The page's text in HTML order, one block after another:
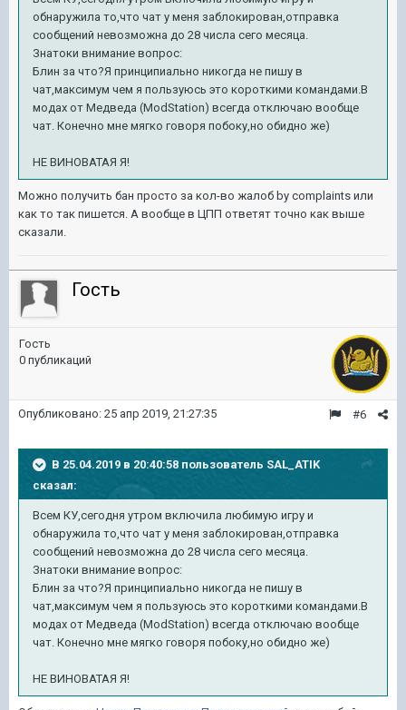
обнаружила то,что чат у меня заблокирован,отправка
сообщений невозможна до 28 числа сего месяца.
Знатоки внимание вопрос:
Блин за что?Я принципиально никогда не пишу в
чат,максимум чем я пользуюсь это короткими командами.В
модах от Медведа (ModStation) всегда отключаю вообще
чат. Конечно мне мягко говоря побоку,но обидно же)
НЕ ВИНОВАТАЯ Я!
Можно получить бан просто за кол-во жалоб by complaints или
как то так пишется. А вообще в ЦПП ответят точно как выше
сказали.
Гость
Гость
0 публикаций
#6
Опубликовано: 25 апр 2019, 21:27:35
В 25.04.2019 в 20:40:58 пользователь SAL_ATIK
сказал:
Всем КУ,сегодня утром включила любимую игру и
обнаружила то,что чат у меня заблокирован,отправка
сообщений невозможна до 28 числа сего месяца.
Знатоки внимание вопрос:
Блин за что?Я принципиально никогда не пишу в
чат,максимум чем я пользуюсь это короткими командами.В
модах от Медведа (ModStation) всегда отключаю вообще
чат. Конечно мне мягко говоря побоку,но обидно же)
НЕ ВИНОВАТАЯ Я!